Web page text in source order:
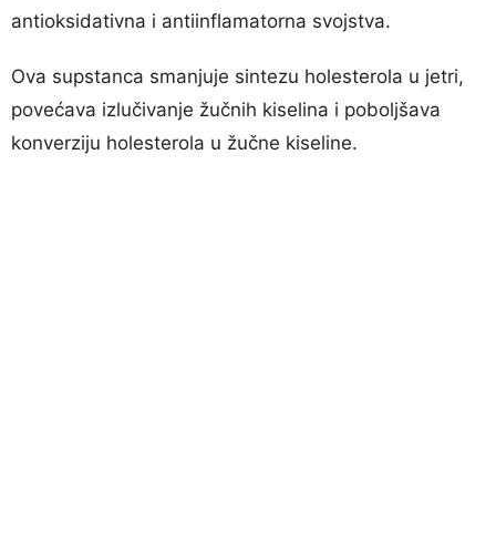
antioksidativna i antiinflamatorna svojstva.
Ova supstanca smanjuje sintezu holesterola u jetri,
povećava izlučivanje žučnih kiselina i poboljšava
konverziju holesterola u žučne kiseline.